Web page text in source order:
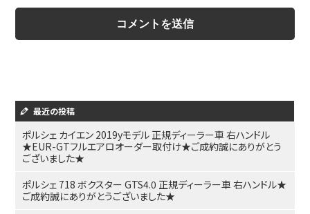
最近の投稿
ポルシェ カイエン 2019yモデル 正規ディーラー車 右ハンドル
★EUR-GTフルエアロオーダー取付け★ご成約誠にありがとう
ございました★
ポルシェ 718 ボクスター GTS4.0 正規ディーラー車 右ハンドル★
ご成約誠にありがとうございました★